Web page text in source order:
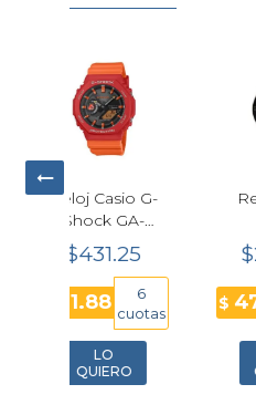
Calvin
cuotas
Reloj Tommy
Hilfiger Café
Cronógrafo
$47.53
cuotas